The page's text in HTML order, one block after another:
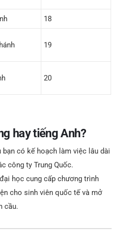
18
19
20
hay tiếng Anh?
bạn có kế hoạch làm việc lâu dài
công ty Trung Quốc.
học cung cấp chương trình
cho sinh viên quốc tế và mở
cầu.